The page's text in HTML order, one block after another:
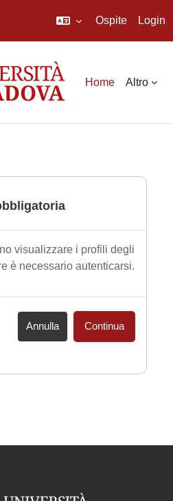
Ospite Login
Home Altro
visualizzare i profili degli
è necessario autenticarsi.
Annulla Continua